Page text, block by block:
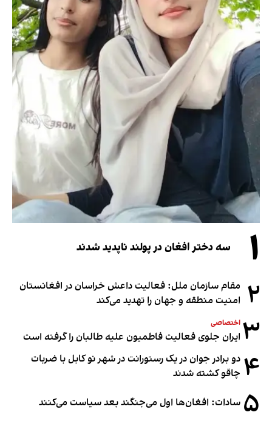
۱ سه دختر افغان در پولند ناپدید شدند
۲ مقام سازمان ملل: فعالیت داعش خراسان در افغانستان
امنیت منطقه و جهان را تهدید می‌کند
۳ اختصاصی
ایران جلوی فعالیت فاطمیون علیه طالبان را گرفته است
۴ دو برادر جوان در یک رستورانت در شهر نو کابل با ضربات
چاقو کشته شدند
۵ سادات: افغان‌ها اول می‌جنگند بعد سیاست می‌کنند